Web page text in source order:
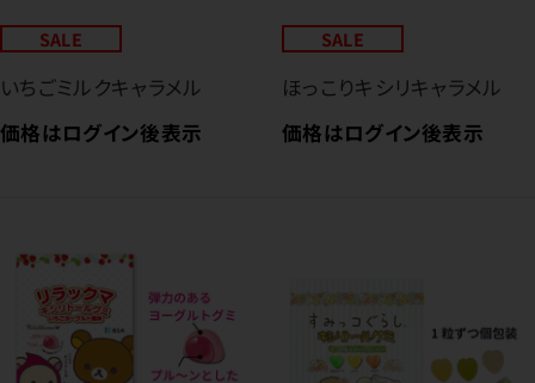
SALE
いちごミルクキャラメル
価格はログイン後表示
SALE
ほっこりキシリキャラメル
価格はログイン後表示